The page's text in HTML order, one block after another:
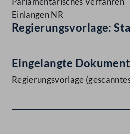
Einlangen NR
Regierungsvorlage:
Eingelangte
Regierungsvorlage